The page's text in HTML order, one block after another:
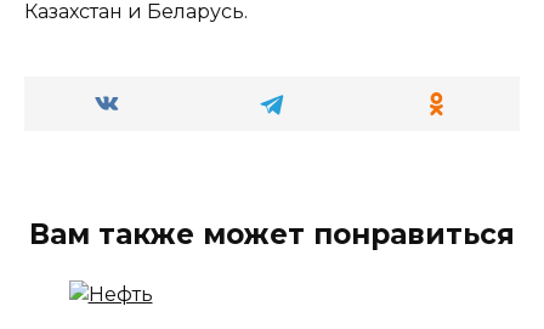
Казахстан и Беларусь.
Вам также может понравиться